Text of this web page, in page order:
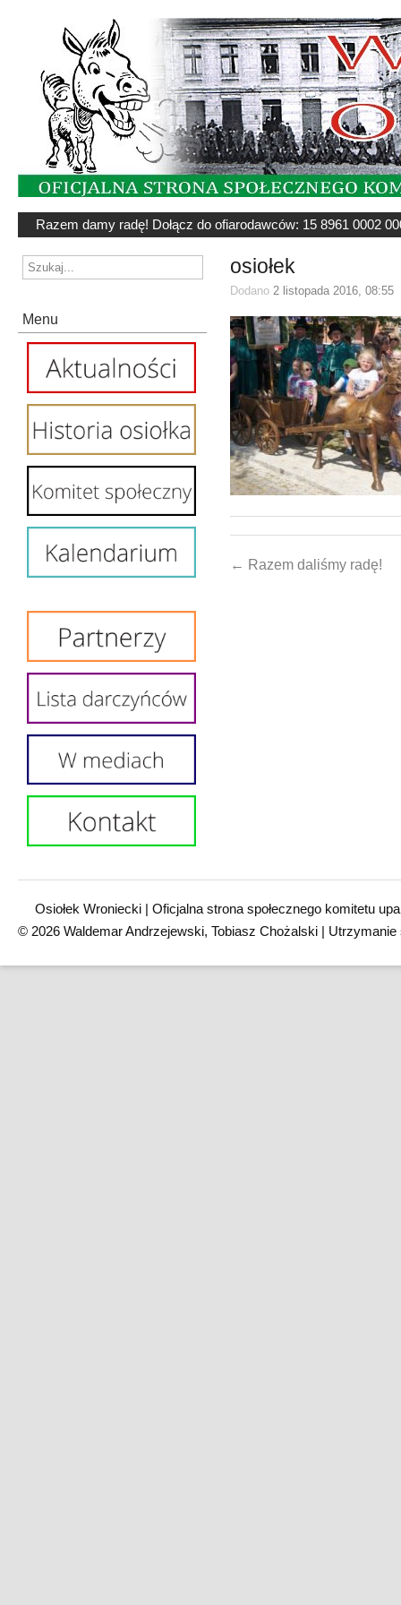
Razem damy radę! Dołącz do ofiarodawców: 15 8961 0002
Menu
osiołek
Dodano2 listopada 2016, 08:55
← Razem daliśmy radę!
Osiołek Wroniecki | Oficjalna strona społecznego komitetu
© 2026 Waldemar Andrzejewski, Tobiasz Chożalski |